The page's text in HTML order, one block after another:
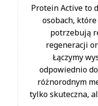
smakowało aż
ulubione
gotowych
Zobacz menu
Cena od
od
Protein Active to
osobach,
potrzebują
regeneracji
Łączymy
odpowiednio
różnorodnym
tylko skuteczna,